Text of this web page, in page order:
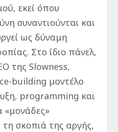
εκεί όπου
συναντιούνται και
ως δύναμη
Στο ίδιο πάνελ,
της Slowness,
building μοντέλο
programming και
«μονάδες»
τη σκοπιά της αργής,